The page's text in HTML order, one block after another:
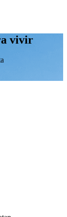
vivir